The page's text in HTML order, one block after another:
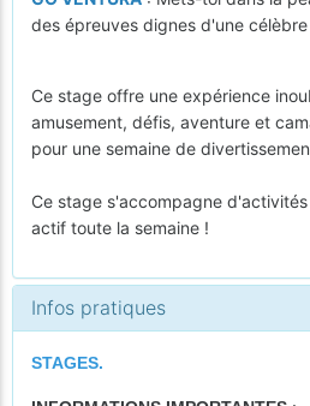
des épreuves dignes d'une célèbre
Ce stage offre une expérience
amusement, défis, aventure et
pour une semaine de
Ce stage s'accompagne
actif toute la semaine !
Infos pratiques
STAGES.